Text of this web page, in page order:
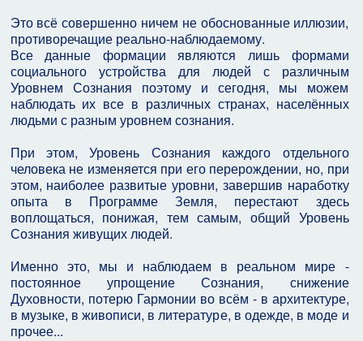
Это всё совершенно ничем не обоснованные иллюзии,
противоречащие реально-наблюдаемому.
Все данные формации являются лишь формами
социального устройства для людей с различным
Уровнем Сознания поэтому и сегодня, мы можем
наблюдать их все в различных странах, населённых
людьми с разным уровнем сознания.
При этом, Уровень Сознания каждого отдельного
человека не изменяется при его перерождении, но, при
этом, наиболее развитые уровни, завершив наработку
опыта в Программе Земля, перестают здесь
воплощаться, понижая, тем самым, общий Уровень
Сознания живущих людей.
Именно это, мы и наблюдаем в реальном мире -
постоянное упрощение Сознания, снижение
Духовности, потерю Гармонии во всём - в архитектуре,
в музыке, в живописи, в литературе, в одежде, в моде и
прочее...